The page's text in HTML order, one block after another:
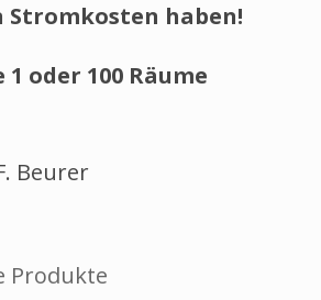
Stromkosten haben!
1 oder 100 Räume
Beurer
Produkte